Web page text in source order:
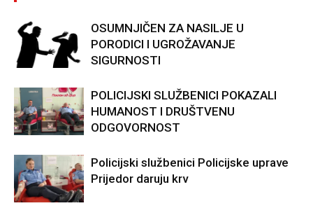
OSUMNJIČEN ZA NASILJE U
PORODICI I UGROŽAVANJE
SIGURNOSTI
POLICIJSKI SLUŽBENICI POKAZALI
HUMANOST I DRUŠTVENU
ODGOVORNOST
Policijski službenici Policijske uprave
Prijedor daruju krv